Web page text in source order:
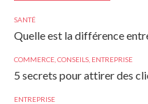
SANTÉ
Quelle est la différence
COMMERCE CONSEILS ENTREPRISE
5 secrets pour attirer des
ENTREPRISE